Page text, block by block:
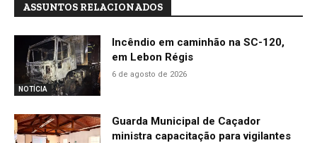
ASSUNTOS RELACIONADOS
NOTÍCIA
Incêndio em caminhão na SC-120,
em Lebon Régis
6 de agosto de 2026
Guarda Municipal de Caçador
ministra capacitação para vigilantes